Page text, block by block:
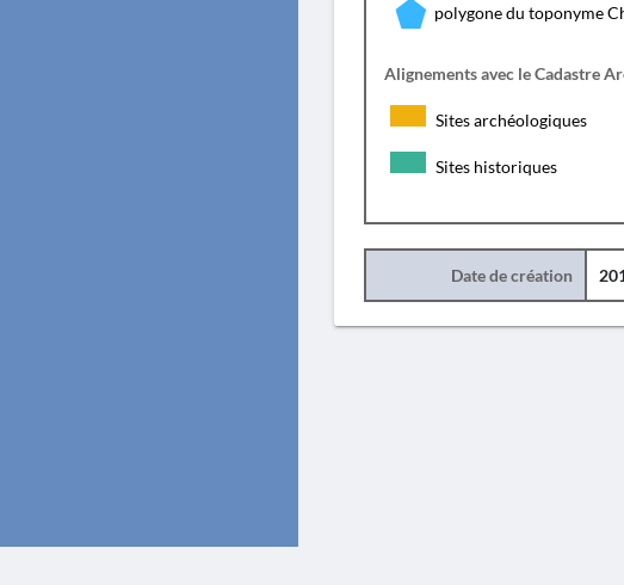
polygone du toponyme
Alignements avec le Cadastre
Sites archéologiques
Sites historiques
Date de création